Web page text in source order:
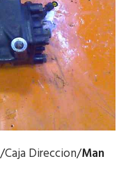
Caja Direccion Man